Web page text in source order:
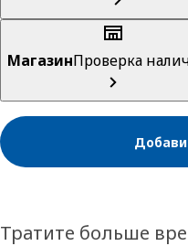
МагазинПроверка
Тратите больше